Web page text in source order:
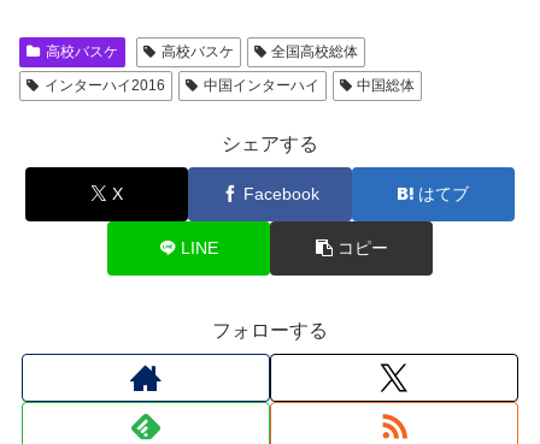
高校バスケ 高校バスケ
全国高校総体
インターハイ2016
中国インターハイ 中国総体
シェアする
X Facebook はてブ
LINE コピー
フォローする